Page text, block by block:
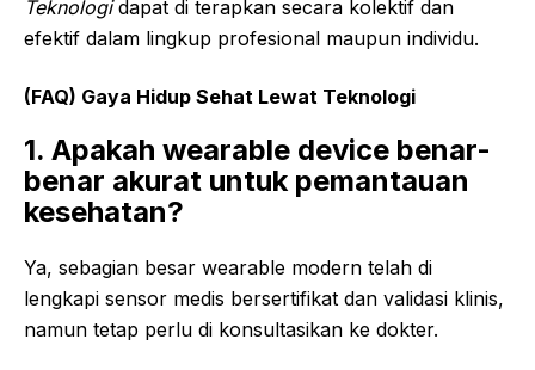
Teknologidapat di terapkan secara kolektif dan
efektif dalam lingkup profesional maupun individu.
(FAQ) Gaya Hidup Sehat Lewat Teknologi
1. Apakah wearable device benar-
benar akurat untuk pemantauan
kesehatan?
Ya, sebagian besar wearable modern telah di
lengkapi sensor medis bersertifikat dan validasi klinis,
namun tetap perlu di konsultasikan ke dokter.